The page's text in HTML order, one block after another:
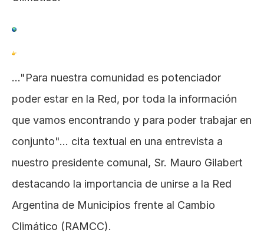
..."Para nuestra comunidad es potenciador
poder estar en la Red, por toda la información
que vamos encontrando y para poder trabajar en
conjunto"... cita textual en una entrevista a
nuestro presidente comunal, Sr. Mauro Gilabert
destacando la importancia de unirse a la Red
Argentina de Municipios frente al Cambio
Climático (RAMCC).